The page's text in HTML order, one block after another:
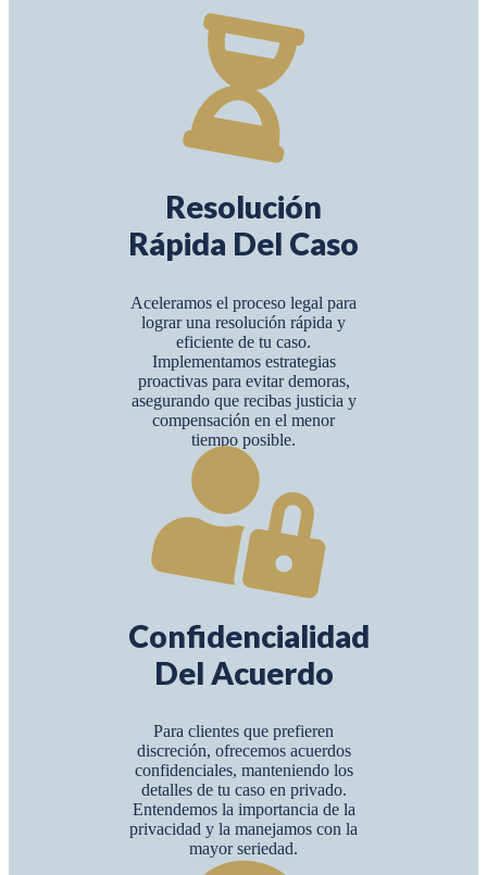
Resolución
Rápida Del Caso
Aceleramos el proceso legal para
lograr una resolución rápida y
eficiente de tu caso.
Implementamos estrategias
proactivas para evitar demoras,
asegurando que recibas justicia y
compensación en el menor
tiempo posible.
Confidencialidad
Del Acuerdo
Para clientes que prefieren
discreción, ofrecemos acuerdos
confidenciales, manteniendo los
detalles de tu caso en privado.
Entendemos la importancia de la
privacidad y la manejamos con la
mayor seriedad.